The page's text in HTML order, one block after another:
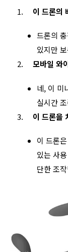
이 드론의
드론의
있지만
모바일 와
네, 이 미
실시간
이 드론을
이 드론
있는 사
단한 조